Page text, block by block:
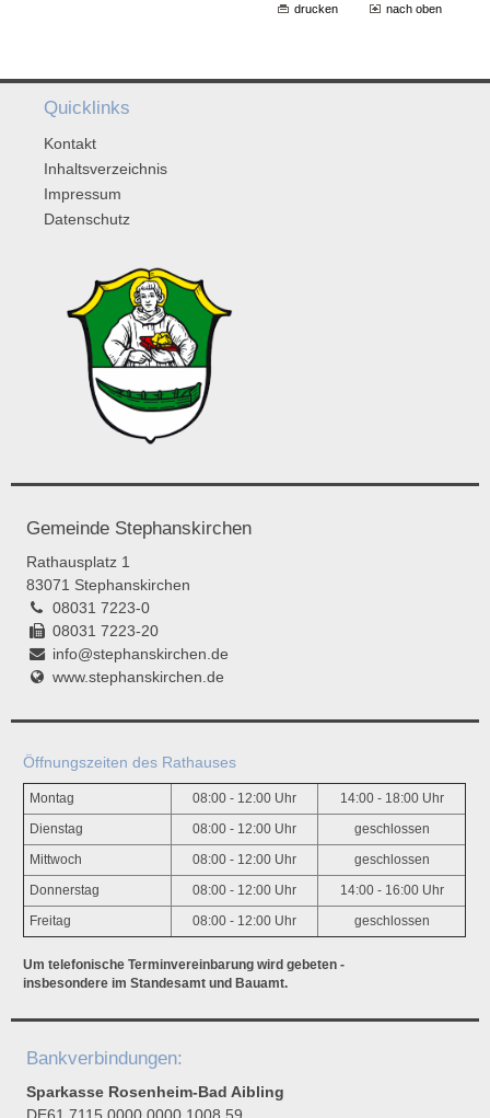
drucken nach oben
Quicklinks
Kontakt
Inhaltsverzeichnis
Impressum
Datenschutz
Gemeinde Stephanskirchen
Rathausplatz 1
83071 Stephanskirchen
08031 7223-0
08031 7223-20
info@stephanskirchen.de
www.stephanskirchen.de
Öffnungszeiten des Rathauses
Montag 08:00 - 12:00 Uhr 14:00 - 18:00 Uhr
Dienstag 08:00 - 12:00 Uhr geschlossen
Mittwoch 08:00 - 12:00 Uhr geschlossen
Donnerstag 08:00 - 12:00 Uhr 14:00 - 16:00 Uhr
Freitag 08:00 - 12:00 Uhr geschlossen
Um telefonische Terminvereinbarung wird gebeten -
insbesondere im Standesamt und Bauamt.
Bankverbindungen:
Sparkasse Rosenheim-Bad Aibling